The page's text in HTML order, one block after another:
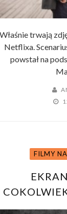
Właśnie trwają
Netflixa.
powstał na
FILMY
UKRYTA